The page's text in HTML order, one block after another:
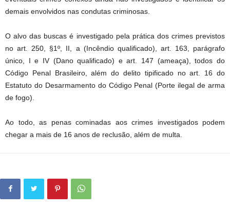
demais envolvidos nas condutas criminosas.
O alvo das buscas é investigado pela prática dos crimes previstos
no art. 250, §1º, II, a (Incêndio qualificado), art. 163, parágrafo
único, I e IV (Dano qualificado) e art. 147 (ameaça), todos do
Código Penal Brasileiro, além do delito tipificado no art. 16 do
Estatuto do Desarmamento do Código Penal (Porte ilegal de arma
de fogo).
Ao todo, as penas cominadas aos crimes investigados podem
chegar a mais de 16 anos de reclusão, além de multa.